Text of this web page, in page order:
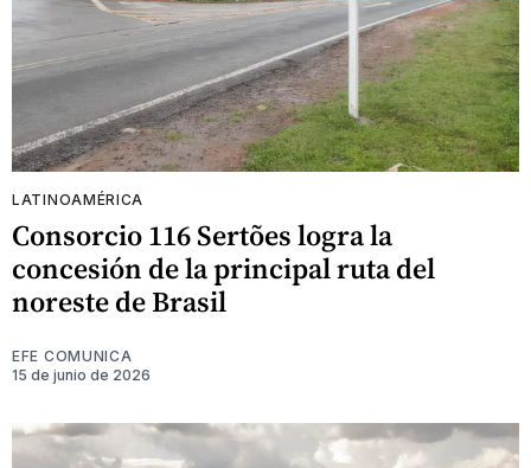
LATINOAMÉRICA
Consorcio 116 Sertões logra la
concesión de la principal ruta del
noreste de Brasil
EFE COMUNICA
15 de junio de 2026